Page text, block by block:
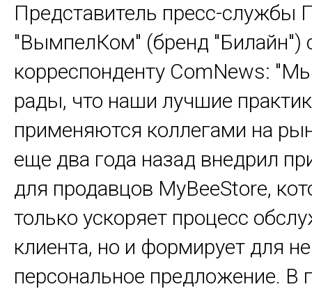
Представитель пресс-службы
"ВымпелКом" (бренд "Билайн")
корреспонденту ComNews:
рады, что наши лучшие
применяются коллегами на
еще два года назад внедрил
для продавцов MyBeeStore,
только ускоряет процесс
клиента, но и формирует для
персональное предложение. В